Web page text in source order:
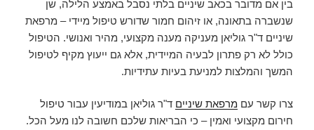
בין אם מדובר בכאב שיניים בלתי נסבל באמצע הלילה, שן
שנשברה בתאונה, או זיהום חמור שדורש טיפול מיידי – מרפאת
שיניים ד"ר גוליאן מעניקה מענה מקצועי, מהיר ואנושי. הטיפול
כולל לא רק פתרון לבעיה המיידית, אלא גם ייעוץ מקיף לטיפול
המשך והמלצות למניעת בעיות עתידיות.
צרו קשר עם מרפאת שיניים ד"ר גוליאן במודיעין עבור טיפול
חירום מקצועי ואמין – כי הבריאות שלכם חשובה לנו מעל הכל.